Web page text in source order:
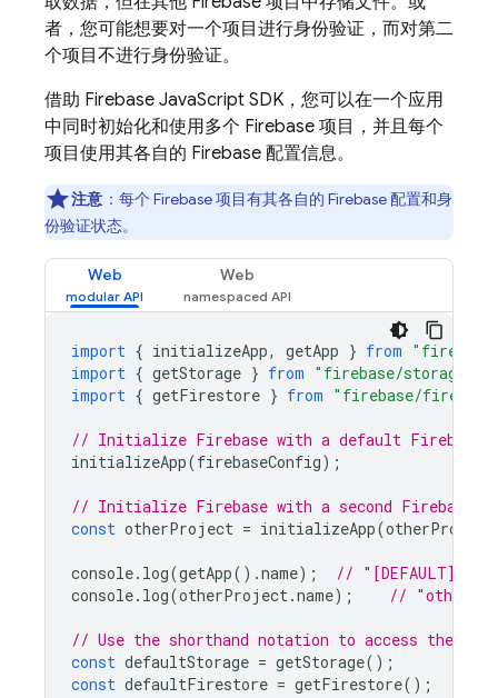
者，您可能想要对一个项目进行身份验证，而对第二
个项目不进行身份验证。
借助 Firebase JavaScript SDK，您可以在一个应用
中同时初始化和使用多个 Firebase 项目，并且每个
项目使用其各自的 Firebase 配置信息。
注意 ：每个 Firebase 项目有其各自的 Firebase 配置和身
份验证状态。
Web Web
import { initializeApp, getApp } from
import { getStorage } from "firebase/storage"
import { getFirestore } from "firebase/
// Initialize Firebase with a default Firebase
initializeApp(firebaseConfig);
// Initialize Firebase with a second Firebase
const otherProject = initializeApp(
console. log(getApp().name);
// "[DEFAULT]"
console. log(otherProject.name); //
// Use the shorthand notation to access the
const defaultStorage = getStorage();
const defaultFirestore = getFirestore();